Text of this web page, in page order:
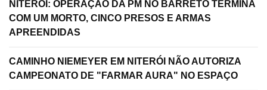
NITERÓI: OPERAÇÃO DA PM NO BARRETO TERMINA
COM UM MORTO, CINCO PRESOS E ARMAS
APREENDIDAS
CAMINHO NIEMEYER EM NITERÓI NÃO AUTORIZA
CAMPEONATO DE "FARMAR AURA" NO ESPAÇO